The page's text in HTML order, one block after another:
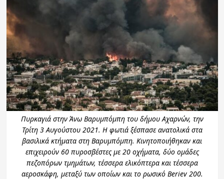
Πυρκαγιά στην Άνω Βαρυμπόμπη του δήμου Αχαρνών, την
Τρίτη 3 Αυγούστου 2021. Η φωτιά ξέσπασε ανατολικά στα
βασιλικά κτήματα στη Βαρυμπόμπη. Κινητοποιήθηκαν και
επιχειρούν 60 πυροσβέστες με 20 οχήματα, δύο ομάδες
πεζοπόρων τμημάτων, τέσσερα ελικόπτερα και τέσσερα
αεροσκάφη, μεταξύ των οποίων και το ρωσικό Beriev 200.